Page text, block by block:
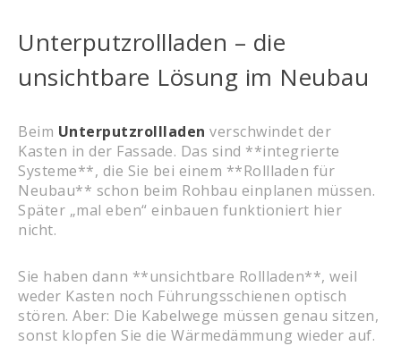
Unterputzrollladen – die
unsichtbare Lösung im Neubau
Beim Unterputzrollladen verschwindet der
Kasten in der Fassade. Das sind **integrierte
Systeme**, die Sie bei einem **Rollladen für
Neubau** schon beim Rohbau einplanen müssen.
Später „mal eben“ einbauen funktioniert hier
nicht.
Sie haben dann **unsichtbare Rollladen**, weil
weder Kasten noch Führungsschienen optisch
stören. Aber: Die Kabelwege müssen genau sitzen,
sonst klopfen Sie die Wärmedämmung wieder auf.